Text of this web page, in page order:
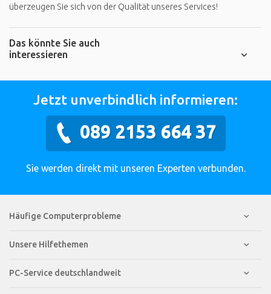
überzeugen Sie sich von der Qualität unseres Services!
Das könnte Sie auch
interessieren
Jetzt unverbindlich informieren:
089 2153 664 37
Sie werden direkt mit unseren Experten verbunden.
Häufige Computerprobleme
Unsere Hilfethemen
PC-Service deutschlandweit